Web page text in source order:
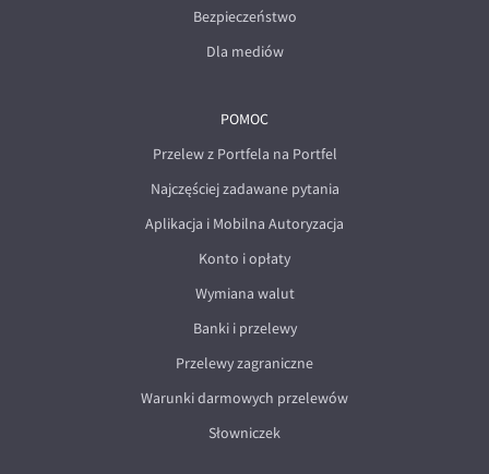
Bezpieczeństwo
Dla mediów
POMOC
Przelew z Portfela na Portfel
Najczęściej zadawane pytania
Aplikacja i Mobilna Autoryzacja
Konto i opłaty
Wymiana walut
Banki i przelewy
Przelewy zagraniczne
Warunki darmowych przelewów
Słowniczek